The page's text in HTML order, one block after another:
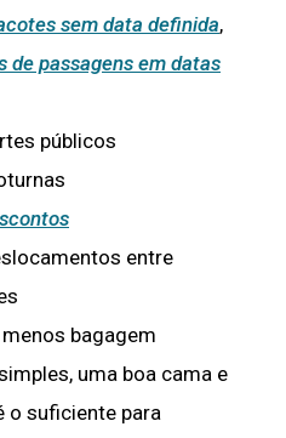
sem data definida,
de passagens em datas
públicos
entre
bagagem
uma boa cama e
o suficiente para